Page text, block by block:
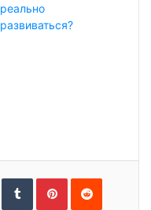
реально
развиваться?
S
m
T
b
P
t